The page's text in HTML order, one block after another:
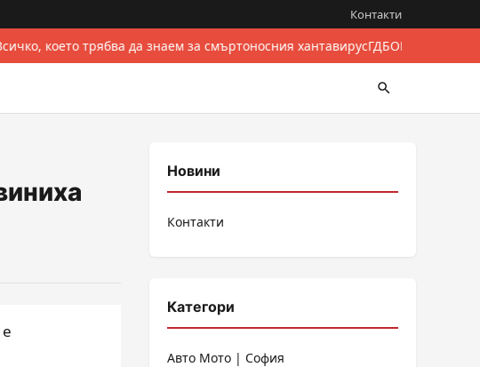
Контакти
което трябва да знаем за смъртоносния хантавирусГДБОП разби
Новини
Контакти
Категори
Авто Мото | София